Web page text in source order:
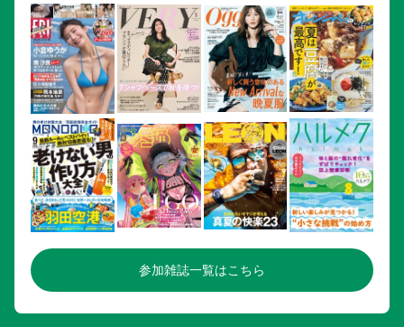
参加雑誌一覧はこちら